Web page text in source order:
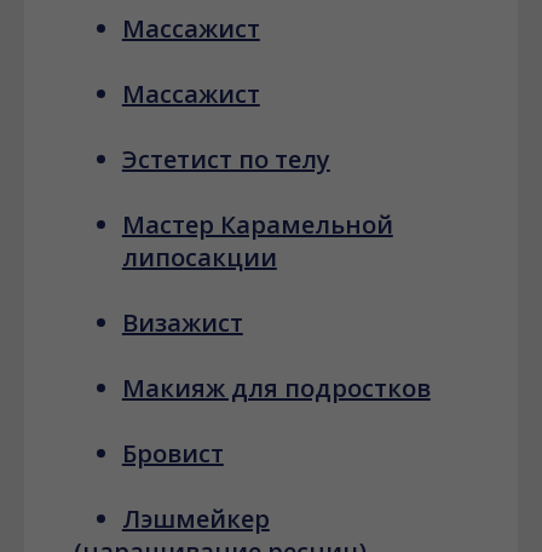
Массажист
Массажист
Эстетист по телу
Мастер Карамельной
липосакции
Визажист
Макияж для подростков
Бровист
Лэшмейкер